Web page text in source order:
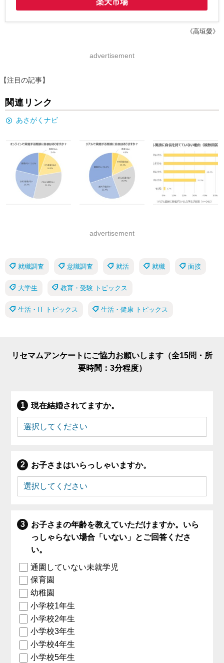
楽天市場
《高垣愛》
advertisement
【注目の記事】
関連リンク
あさがくナビ
advertisement
就職調査 意識調査 就活 就職 面接
大学生 教育・受験 トピックス
生活・IT トピックス 生活・健康 トピックス
リセマムアンケートにご協力お願いします（全15問・所
要時間：3分程度）
現在結婚されてますか。
お子さまはいらっしゃいますか。
お子さまの年齢を教えていただけますか。いら
っしゃらない場合「いない」とご回答くださ
い。
通園していない未就学児
保育園
幼稚園
小学校1年生
小学校2年生
小学校3年生
小学校4年生
小学校5年生